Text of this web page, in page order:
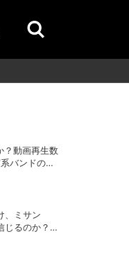
？動画再生数
バンドの打
、ミサン
じるのか？